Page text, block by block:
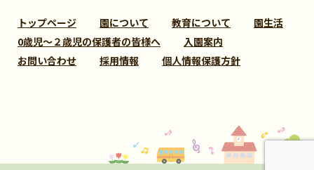
トップページ 園について 教育について
園生活
0歳児～２歳児の保護者の皆様へ
入園案内
お問い合わせ
採用情報 個人情報保護方針